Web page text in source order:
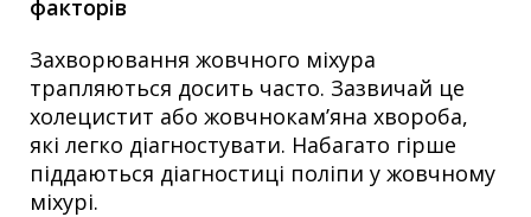
факторів
Захворювання жовчного міхура
трапляються досить часто. Зазвичай це
холецистит або жовчнокам’яна хвороба,
які легко діагностувати. Набагато гірше
піддаються діагностиці поліпи у жовчному
міхурі.